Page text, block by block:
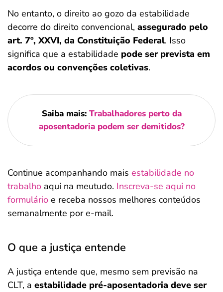
No entanto, o direito ao gozo da estabilidade
decorre do direito convencional, assegurado pelo
art. 7º, XXVI, da Constituição Federal. Isso
significa que a estabilidade pode ser prevista em
acordos ou convenções coletivas.
Saiba mais: Trabalhadores perto da
aposentadoria podem ser demitidos?
Continue acompanhando mais estabilidade no
trabalho aqui na meutudo. Inscreva-se aqui no
formulário e receba nossos melhores conteúdos
semanalmente por e-mail.
O que a justiça entende
A justiça entende que, mesmo sem previsão na
CLT, a estabilidade pré-aposentadoria deve ser